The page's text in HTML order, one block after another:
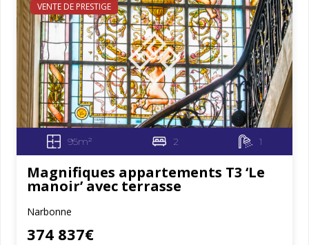
VENTE DE PRESTIGE
95m² 2 1
Magnifiques appartements T3 ‘Le
manoir’ avec terrasse
Narbonne
374 837€